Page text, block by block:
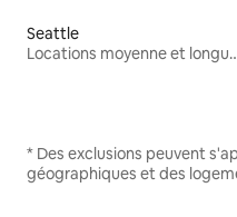
Seattle
Locations
* Des exclusions peuvent
géographiques et des